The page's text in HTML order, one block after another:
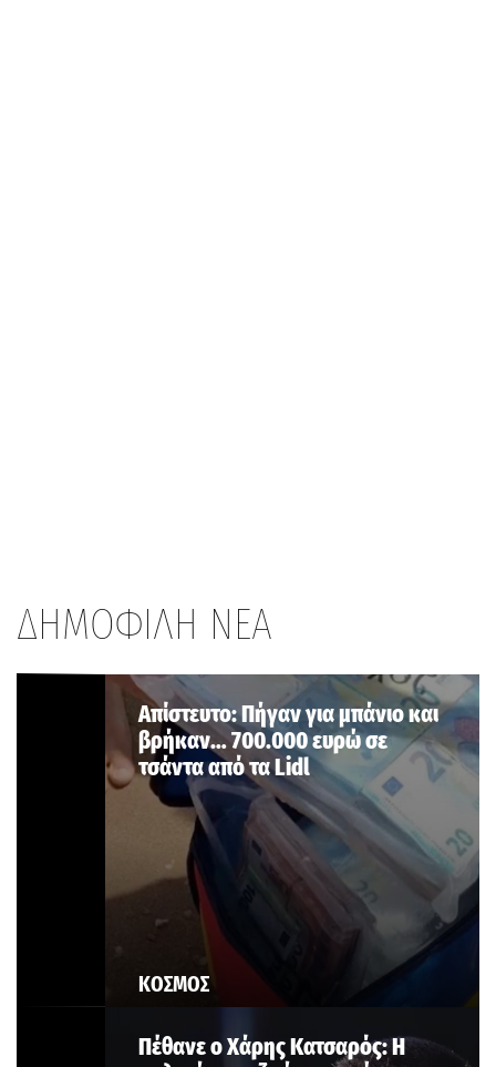
ΔΗΜΟΦΙΛΗ ΝΕΑ
ΚΟΣΜΟΣ
Aπίστευτο: Πήγαν για μπάνιο και
βρήκαν… 700.000 ευρώ σε
τσάντα από τα Lidl
Πέθανε ο Χάρης Κατσαρός: Η